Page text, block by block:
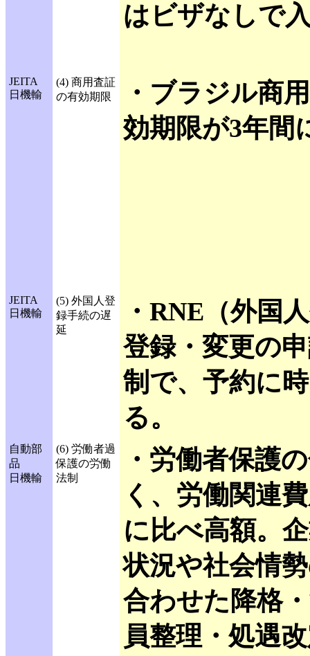
はビザなしで
JEITA
日機輸
(4) 商用査証
の有効期限
・ブラジル商
効期限が3年間
JEITA
日機輸
(5) 外国人登
録手続の遅
延
・RNE（外国
登録・変更の
制で、予約に
る。
自動部
品
日機輸
(6) 労働者過
保護の労働
法制
・労働者保護
く、労働関連
に比べ高額。
状況や社会情
合わせた降格
員整理・処遇